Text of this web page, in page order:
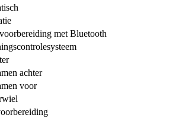
met Bluetooth
achter
voor